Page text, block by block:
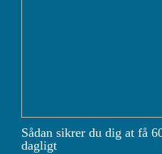
Sådan sikrer du dig at få
dagligt